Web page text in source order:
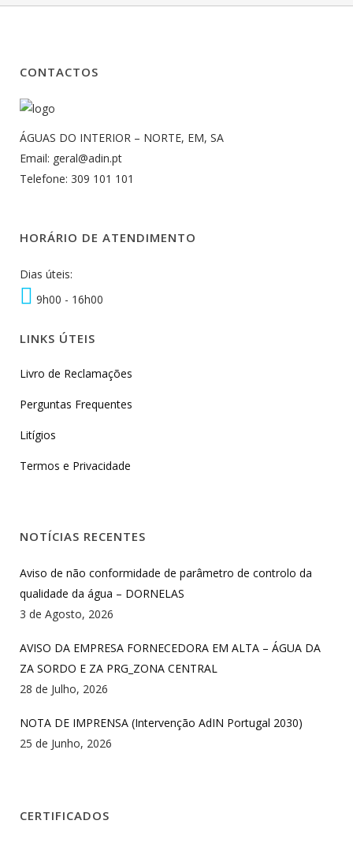
CONTACTOS
ÁGUAS DO INTERIOR – NORTE, EM, SA
Email: geral@adin.pt
Telefone: 309 101 101
HORÁRIO DE ATENDIMENTO
Dias úteis:
9h00 - 16h00
LINKS ÚTEIS
Livro de Reclamações
Perguntas Frequentes
Litígios
Termos e Privacidade
NOTÍCIAS RECENTES
Aviso de não conformidade de parâmetro de controlo da
qualidade da água – DORNELAS
3 de Agosto, 2026
AVISO DA EMPRESA FORNECEDORA EM ALTA – ÁGUA DA
ZA SORDO E ZA PRG_ZONA CENTRAL
28 de Julho, 2026
NOTA DE IMPRENSA (Intervenção AdIN Portugal 2030)
25 de Junho, 2026
CERTIFICADOS